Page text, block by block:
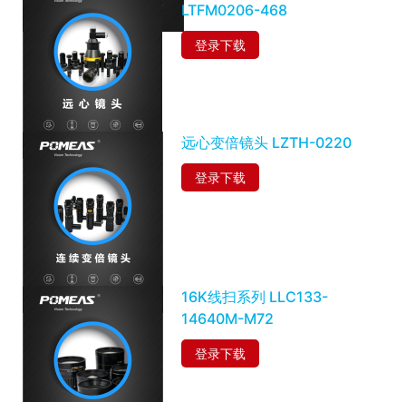
LTFM0206-468
登录下载
远心变倍镜头 LZTH-0220
登录下载
16K线扫系列 LLC133-
14640M-M72
登录下载